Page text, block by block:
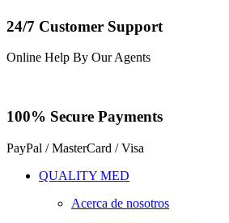
24/7 Customer Support
Online Help By Our Agents
100% Secure Payments
PayPal / MasterCard / Visa
QUALITY MED
Acerca de nosotros